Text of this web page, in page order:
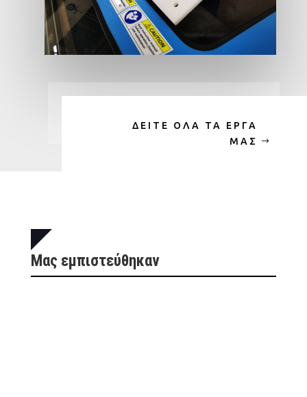
ΔΕΙΤΕ ΟΛΑ ΤΑ ΕΡΓΑ
ΜΑΣ
Μας εμπιστεύθηκαν